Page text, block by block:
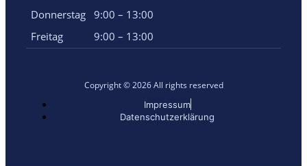
Donnerstag 9:00 – 13:00
Freitag
9:00 – 13:00
Copyright © 2026 All rights reserved
Impressum
Datenschutzerklärung